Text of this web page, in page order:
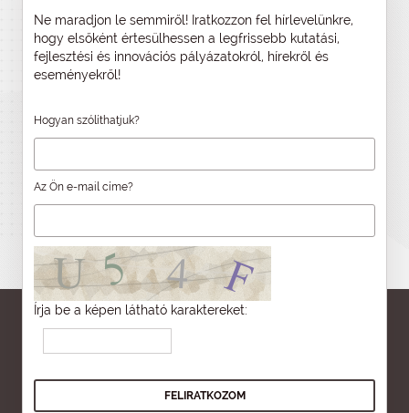
Ne maradjon le semmiről! Iratkozzon fel hírlevelünkre,
hogy elsőként értesülhessen a legfrissebb kutatási,
fejlesztési és innovációs pályázatokról, hírekről és
eseményekről!
Hogyan szólíthatjuk?
Az Ön e-mail címe?
Írja be a képen látható karaktereket: